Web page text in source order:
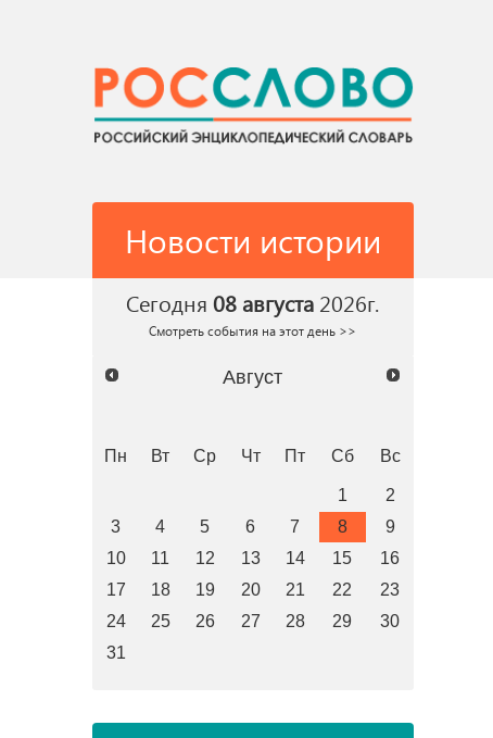
Новости истории
Сегодня 08 августа 2026г.
Смотреть события на этот день >>
Август
Пн Вт Ср Чт Пт Сб Вс
1
2
3
4 5 6 7 8
9
10
11 12 13 14 15
16
17
18 19 20 21 22
23
24
25 26 27 28 29
30
31